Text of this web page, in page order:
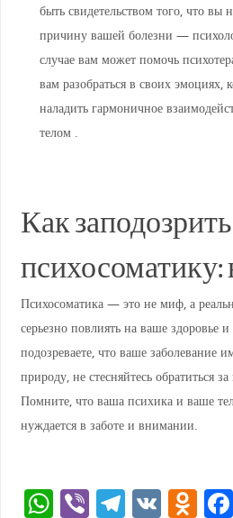
быть свидетельством того, что вы
причину вашей болезни —
случае вам может помочь
вам разобраться в своих эмоциях,
наладить гармоничное
телом .
Как заподозрить
Психосоматика — это не миф, а
серьезно повлиять на ваше здоровье
подозреваете, что ваше заболевание
природу, не стесняйтесь обратиться
Помните, что ваша психика и ваше
нуждается в заботе и внимании.
W Vi T V O